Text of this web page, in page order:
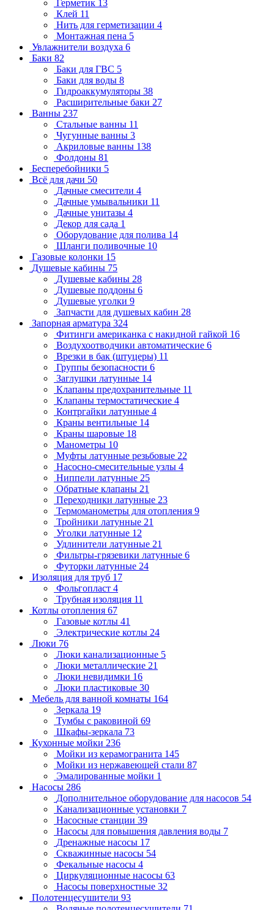
Герметик 13
Клей 11
Нить для герметизации 4
Монтажная пена 5
Увлажнители воздуха 6
Баки 82
Баки для ГВС 5
Баки для воды 8
Гидроаккумуляторы 38
Расширительные баки 27
Ванны 237
Стальные ванны 11
Чугунные ванны 3
Акриловые ванны 138
Фолдоны 81
Бесперебойники 5
Всё для дачи 50
Дачные смесители 4
Дачные умывальники 11
Дачные унитазы 4
Декор для сада 1
Оборудование для полива 14
Шланги поливочные 10
Газовые колонки 15
Душевые кабины 75
Душевые кабины 28
Душевые поддоны 6
Душевые уголки 9
Запчасти для душевых кабин 28
Запорная арматура 324
Фитинги американка с накидной гайкой 16
Воздухоотводчики автоматические 6
Врезки в бак (штуцеры) 11
Группы безопасности 6
Заглушки латунные 14
Клапаны предохранительные 11
Клапаны термостатические 4
Контргайки латунные 4
Краны вентильные 14
Краны шаровые 18
Манометры 10
Муфты латунные резьбовые 22
Насосно-смесительные узлы 4
Ниппели латунные 25
Обратные клапаны 21
Переходники латунные 23
Термоманометры для отопления 9
Тройники латунные 21
Уголки латунные 12
Удлинители латунные 21
Фильтры-грязевики латунные 6
Футорки латунные 24
Изоляция для труб 17
Фольгопласт 4
Трубная изоляция 11
Котлы отопления 67
Газовые котлы 41
Электрические котлы 24
Люки 76
Люки канализационные 5
Люки металлические 21
Люки невидимки 16
Люки пластиковые 30
Мебель для ванной комнаты 164
Зеркала 19
Тумбы с раковиной 69
Шкафы-зеркала 73
Кухонные мойки 236
Мойки из керамогранита 145
Мойки из нержавеющей стали 87
Эмалированные мойки 1
Насосы 286
Дополнительное оборудование для насосов 54
Канализационные установки 7
Насосные станции 39
Насосы для повышения давления воды 7
Дренажные насосы 17
Скважинные насосы 54
Фекальные насосы 4
Циркуляционные насосы 63
Насосы поверхностные 32
Полотенцесушители 93